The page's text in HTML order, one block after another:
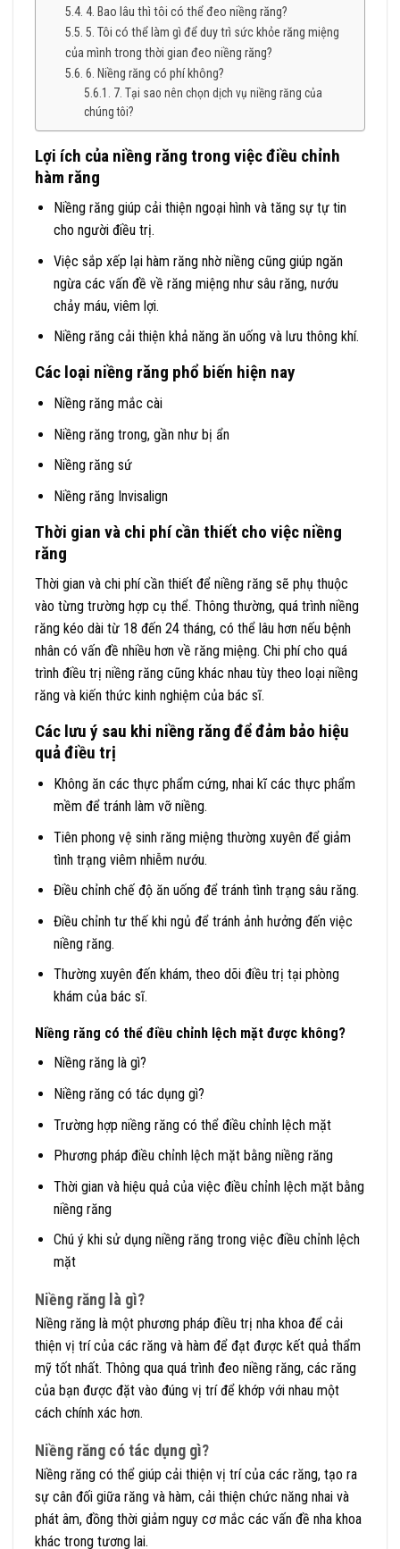
4. Bao lâu thì tôi có thể đeo niềng răng?
5. Tôi có thể làm gì để duy trì sức khỏe răng miệng
của mình trong thời gian đeo niềng răng?
6. Niềng răng có phí không?
7. Tại sao nên chọn dịch vụ niềng răng của
chúng tôi?
Lợi ích của niềng răng trong việc điều chỉnh
hàm răng
Niềng răng giúp cải thiện ngoại hình và tăng sự tự tin
cho người điều trị.
Việc sắp xếp lại hàm răng nhờ niềng cũng giúp ngăn
ngừa các vấn đề về răng miệng như sâu răng, nướu
chảy máu, viêm lợi.
Niềng răng cải thiện khả năng ăn uống và lưu thông khí.
Các loại niềng răng phổ biến hiện nay
Niềng răng mắc cài
Niềng răng trong, gần như bị ẩn
Niềng răng sứ
Niềng răng Invisalign
Thời gian và chi phí cần thiết cho việc niềng
răng
Thời gian và chi phí cần thiết để niềng răng sẽ phụ thuộc
vào từng trường hợp cụ thể. Thông thường, quá trình niềng
răng kéo dài từ 18 đến 24 tháng, có thể lâu hơn nếu bệnh
nhân có vấn đề nhiều hơn về răng miệng. Chi phí cho quá
trình điều trị niềng răng cũng khác nhau tùy theo loại niềng
răng và kiến thức kinh nghiệm của bác sĩ.
Các lưu ý sau khi niềng răng để đảm bảo hiệu
quả điều trị
Không ăn các thực phẩm cứng, nhai kĩ các thực phẩm
mềm để tránh làm vỡ niềng.
Tiên phong vệ sinh răng miệng thường xuyên để giảm
tình trạng viêm nhiễm nướu.
Điều chỉnh chế độ ăn uống để tránh tình trạng sâu răng.
Điều chỉnh tư thế khi ngủ để tránh ảnh hưởng đến việc
niềng răng.
Thường xuyên đến khám, theo dõi điều trị tại phòng
khám của bác sĩ.
Niềng răng có thể điều chỉnh lệch mặt được không?
Niềng răng là gì?
Niềng răng có tác dụng gì?
Trường hợp niềng răng có thể điều chỉnh lệch mặt
Phương pháp điều chỉnh lệch mặt bằng niềng răng
Thời gian và hiệu quả của việc điều chỉnh lệch mặt bằng
niềng răng
Chú ý khi sử dụng niềng răng trong việc điều chỉnh lệch
mặt
Niềng răng là gì?
Niềng răng là một phương pháp điều trị nha khoa để cải
thiện vị trí của các răng và hàm để đạt được kết quả thẩm
mỹ tốt nhất. Thông qua quá trình đeo niềng răng, các răng
của bạn được đặt vào đúng vị trí để khớp với nhau một
cách chính xác hơn.
Niềng răng có tác dụng gì?
Niềng răng có thể giúp cải thiện vị trí của các răng, tạo ra
sự cân đối giữa răng và hàm, cải thiện chức năng nhai và
phát âm, đồng thời giảm nguy cơ mắc các vấn đề nha khoa
khác trong tương lai.